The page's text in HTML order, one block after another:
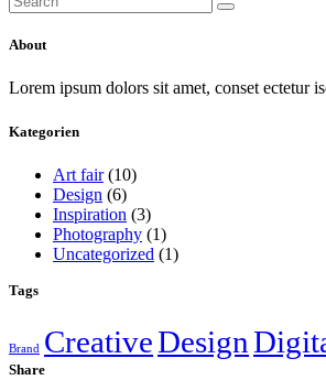
About
Lorem ipsum dolors sit amet, conset ectetur
Kategorien
Art fair(10)
Design (6)
Inspiration (3)
Photography (1)
Uncategorized (1)
Tags
Brand CreativeDesign
Share